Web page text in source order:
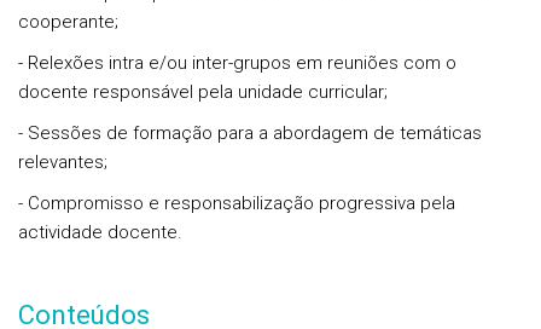
cooperante;
- Relexões intra e/ou inter-grupos em reuniões com o
docente responsável pela unidade curricular;
- Sessões de formação para a abordagem de temáticas
relevantes;
- Compromisso e responsabilização progressiva pela
actividade docente.
Conteúdos